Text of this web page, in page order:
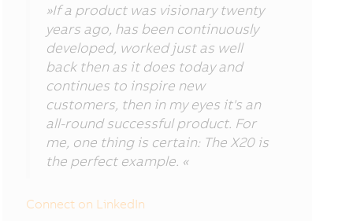
»If a product was visionary twenty
years ago, has been continuously
developed, worked just as well
back then as it does today and
continues to inspire new
customers, then in my eyes it's an
all-round successful product. For
me, one thing is certain: The X20 is
the perfect example. «
Connect on LinkedIn